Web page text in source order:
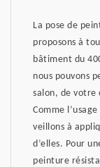
La pose de
proposons à
bâtiment du
nous pouvons
salon, de votre
Comme
veillons à
d’elles. Pour
peinture